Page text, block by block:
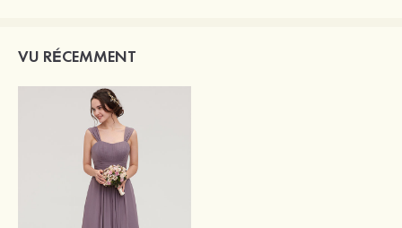
VU RÉCEMMENT